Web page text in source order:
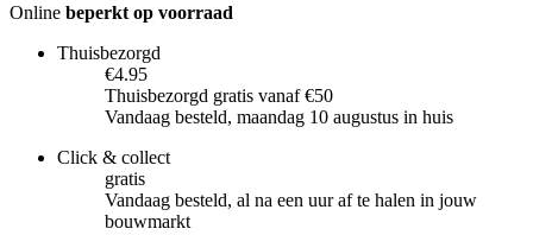
Online beperkt op voorraad
Thuisbezorgd
€4.95
Thuisbezorgd gratis vanaf €50
Vandaag besteld, maandag 10 augustus in huis
Click & collect
gratis
Vandaag besteld, al na een uur af te halen in jouw
bouwmarkt